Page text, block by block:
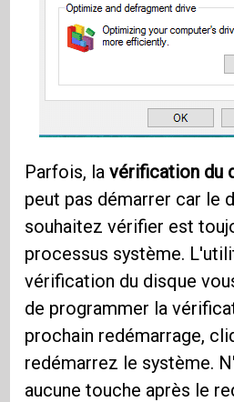
Parfois, lavérification du
peut pas démarrer car le
souhaitez vérifier est
processus système.
vérification du disque
de programmer la
prochain redémarrage,
redémarrez le système.
aucune touche après le